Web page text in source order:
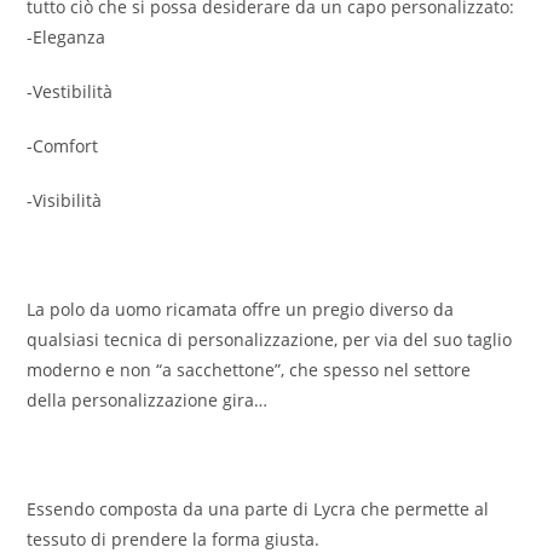
tutto ciò che si possa desiderare da un capo personalizzato:
-Eleganza
-Vestibilità
-Comfort
-Visibilità
La polo da uomo ricamata offre un pregio diverso da
qualsiasi tecnica di personalizzazione, per via del suo taglio
moderno e non “a sacchettone”, che spesso nel settore
della personalizzazione gira…
Essendo composta da una parte di Lycra che permette al
tessuto di prendere la forma giusta.